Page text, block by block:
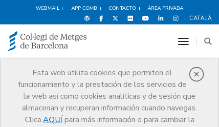
WEBMAIL APP COMB CONTACTO ÁREA PRIVADA
CATALÀ
Esta web utiliza cookies que permiten el
funcionamiento y la prestación de los servicios de
la web así como cookies analíticas y de sesión que
almacenan y recuperan información cuando navegas.
Clica AQUÍ para más información o para cambiar la
toggle
Premios
El CoMB Guardonat Edició 2010